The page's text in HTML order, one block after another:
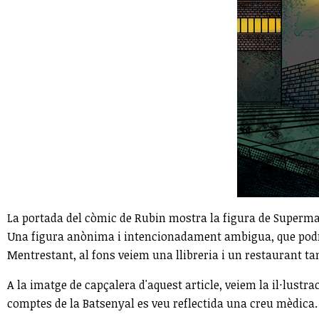
La portada del còmic de Rubin mostra la figura de
Una figura anònima i intencionadament ambigua, que
Mentrestant, al fons veiem una llibreria i un restaurant
A la imatge de capçalera d'aquest article, veiem la
comptes de la Batsenyal es veu reflectida una creu mèdica.